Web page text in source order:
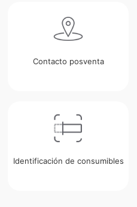
Contacto posventa
Identificación de consumibles